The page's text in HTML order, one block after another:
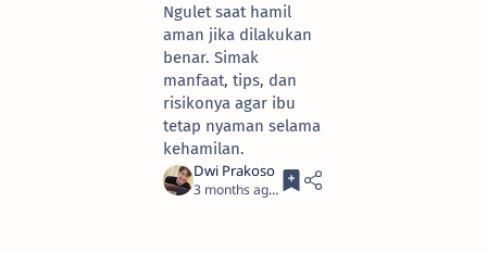
Ngulet saat hamil
aman jika dilakukan
benar. Simak
manfaat, tips, dan
risikonya agar ibu
tetap nyaman selama
kehamilan.
3 months ago 3